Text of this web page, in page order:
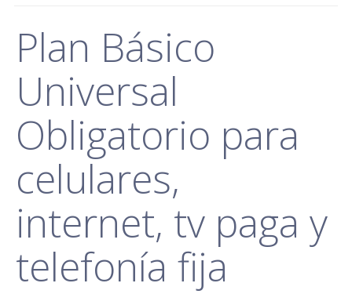
Plan Básico
Universal
Obligatorio para
celulares,
internet, tv paga y
telefonía fija